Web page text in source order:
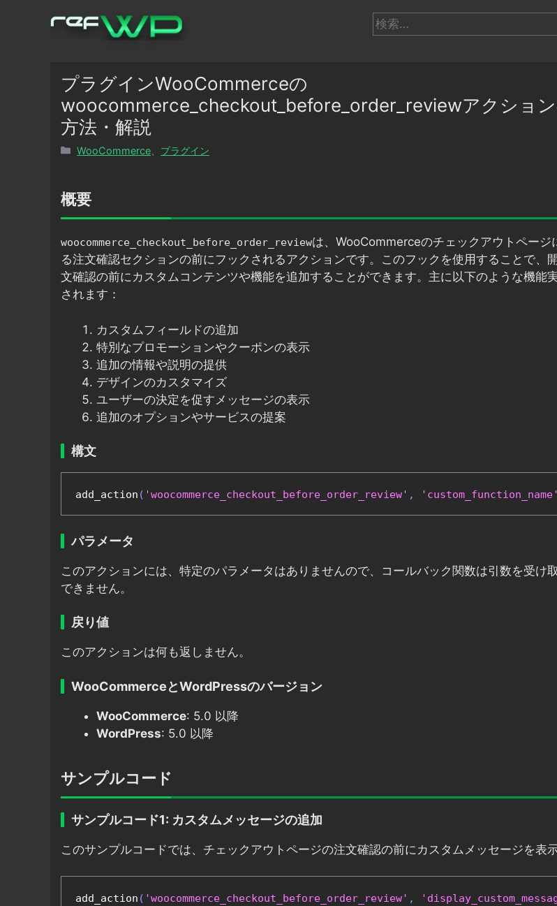
検
索:
プラグインWooCommerceの
woocommerce_checkout_before_order_reviewアクション
方法・解説
カ
リ
ー
WooCommerce プラグイン
概要
woocommerce_checkout_before_order_reviewは、WooCommerceのチェックアウトページ
る注文確認セクションの前にフックされるアクションです。このフックを使用することで、
文確認の前にカスタムコンテンツや機能を追加することができます。主に以下のような機能
されます：
カスタムフィールドの追加
特別なプロモーションやクーポンの表示
追加の情報や説明の提供
デザインのカスタマイズ
ユーザーの決定を促すメッセージの表示
追加のオプションやサービスの提案
構文
add_action ( 'woocommerce_checkout_before_order_review' , 'custom_function_name'
パラメータ
このアクションには、特定のパラメータはありませんので、コールバック関数は引数を受け
できません。
戻り値
このアクションは何も返しません。
WooCommerceとWordPressのバージョン
WooCommerce: 5.0 以降
WordPress: 5.0 以降
サンプルコード
サンプルコード1: カスタムメッセージの追加
このサンプルコードでは、チェックアウトページの注文確認の前にカスタムメッセージを表示
add_action ( 'woocommerce_checkout_before_order_review' ,